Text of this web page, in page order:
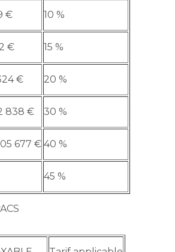
€ 10 %
€ 15 %
€ 20 %
838 € 30 %
677 € 40 %
45 %